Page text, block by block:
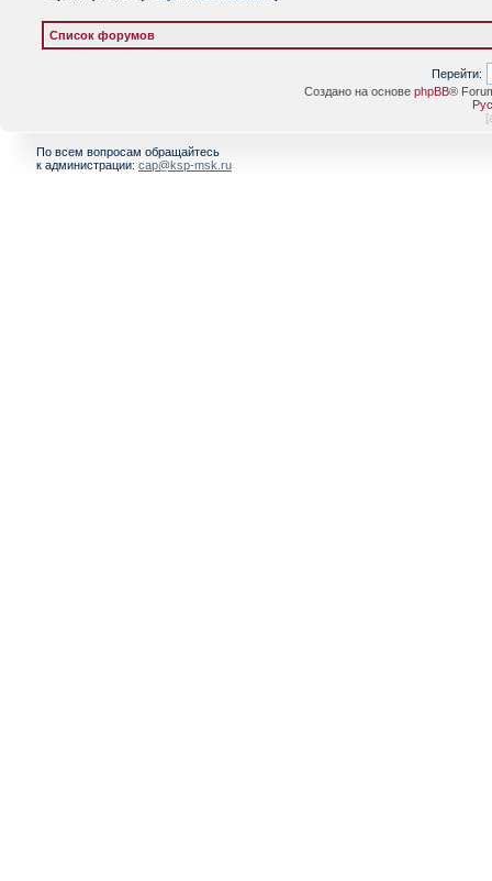
Список форумов
Перейти:
Создано на основе phpBB®
[
По всем вопросам обращайтесь
к администрации: cap@ksp-msk.ru